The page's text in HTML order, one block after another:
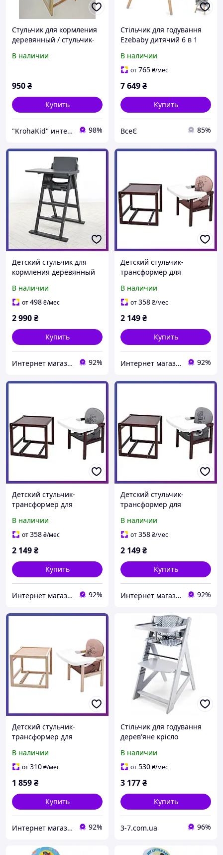
Стульчик для кормления
деревянный / стульчик-
Зайчик
В наличии
950₴
Купить
"KrohaKid" интернет-магазин детских товаров и игрушек 98%
Стільчик для годування
Ezebaby дитячий 6 в 1
багатофункціональний
стільчик для годування,
В наличии
от765₴/мес
7 649₴
Купить
ВсеЄ 85%
Детский стульчик для
кормления деревянный
В наличии
от498₴/мес
2 990₴
Купить
Интернет магазин детских товаров и товаров для дома "Твой Киндер" 92%
Детский стульчик-
трансформер для
Babyroom Винни-220
Капучино Мишка с
В наличии
от358₴/мес
2 149₴
Купить
Интернет магазин детских товаров и товаров для дома "Твой Киндер" 92%
Детский стульчик-
трансформер для
Babyroom Винни-220
Серый Мишка с
В наличии
от358₴/мес
2 149₴
Купить
Интернет магазин детских товаров и товаров для дома "Твой Киндер" 92%
Детский стульчик-
трансформер для
Babyroom Винни-220
Серый Мишка и звезда
В наличии
от358₴/мес
2 149₴
Купить
Интернет магазин детских товаров и товаров для дома "Твой Киндер" 92%
Детский стульчик-
трансформер для
Babyroom Винни-230
Капучино Мишка с
В наличии
от310₴/мес
1 859₴
Купить
Интернет магазин детских товаров и товаров для дома "Твой Киндер" 92%
Стільчик для годування
дерев'яне крісло
обслуговуватиме 12 років
В наличии
от530₴/мес
3 177₴
Купить
3-7.com.ua 96%